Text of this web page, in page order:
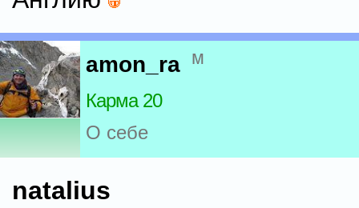
amon_ra м
Карма 20
О себе
natalius